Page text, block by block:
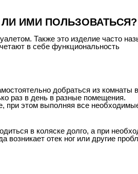
ИМИ ПОЛЬЗОВАТЬСЯ?
Также это изделие часто
в себе функциональность
добраться из комнаты в
раз в день в разные помещения.
при этом выполняя все
в коляске долго, а при
возникает отек ног или другие